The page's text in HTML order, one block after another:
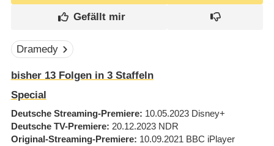
Dramedy
bisher 13Folgen in 3Staffeln
Special
Deutsche Streaming-Premiere 10.05.2023 Disney+
Deutsche TV-Premiere 20.12.2023 NDR
Original-Streaming-Premiere 10.09.2021 BBC iPlayer